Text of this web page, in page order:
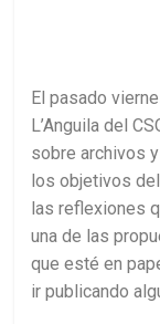
El pasado
L’Anguila del
sobre archivos
los objetivos
las reflexiones
una de las
que esté en
ir publicando